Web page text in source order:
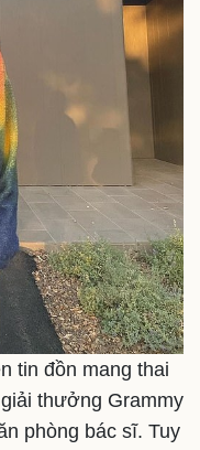
đẹp
yêu - Gia đình
tin đồn mang thai
thưởng Grammy
phòng bác sĩ. Tuy